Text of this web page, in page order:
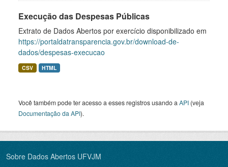
Execução das Despesas Públicas
Extrato de Dados Abertos por exercício disponibilizado em
https://portaldatransparencia.gov.br/download-de-
dados/despesas-execucao
CSV HTML
Você também pode ter acesso a esses registros usando a API (veja
Documentação da API).
Sobre Dados Abertos UFVJM